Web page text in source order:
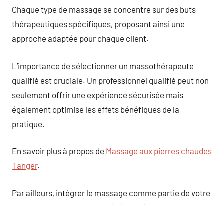
Chaque type de massage se concentre sur des buts
thérapeutiques spécifiques, proposant ainsi une
approche adaptée pour chaque client.
L’importance de sélectionner un massothérapeute
qualifié est cruciale. Un professionnel qualifié peut non
seulement offrir une expérience sécurisée mais
également optimise les effets bénéfiques de la
pratique.
En savoir plus à propos de Massage aux pierres chaudes
Tanger.
Par ailleurs, intégrer le massage comme partie de votre